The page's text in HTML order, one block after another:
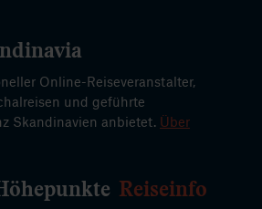
Online-Reiseveranstalter,
und geführte
Skandinavien anbietet. Über
Reiseinfo